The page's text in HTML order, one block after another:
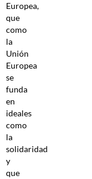
Europea,
que
como
la
Unión
Europea
se
funda
en
ideales
como
la
solidaridad
y
que